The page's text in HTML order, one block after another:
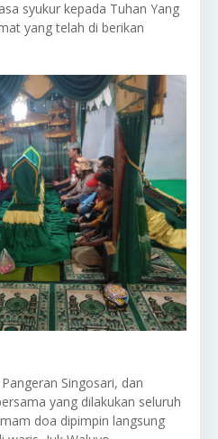
syukur kepada Tuhan Yang
yang telah di berikan
Singosari, dan
yang dilakukan seluruh
doa dipimpin langsung